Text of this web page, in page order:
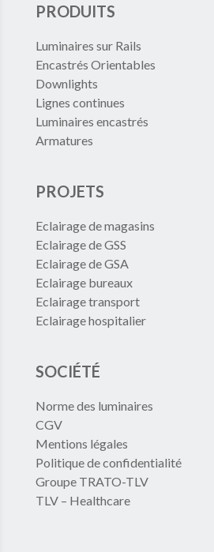
PRODUITS
Luminaires sur Rails
Encastrés Orientables
Downlights
Lignes continues
Luminaires encastrés
Armatures
PROJETS
Eclairage de magasins
Eclairage de GSS
Eclairage de GSA
Eclairage bureaux
Eclairage transport
Eclairage hospitalier
SOCIÉTÉ
Norme des luminaires
CGV
Mentions légales
Politique de confidentialité
Groupe TRATO-TLV
TLV – Healthcare